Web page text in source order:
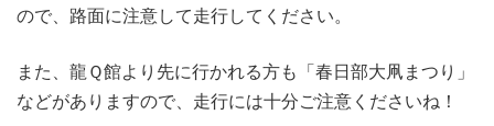
ので、路面に注意して走行してください。
また、龍Ｑ館より先に行かれる方も「春日部大凧まつり」
などがありますので、走行には十分ご注意くださいね！